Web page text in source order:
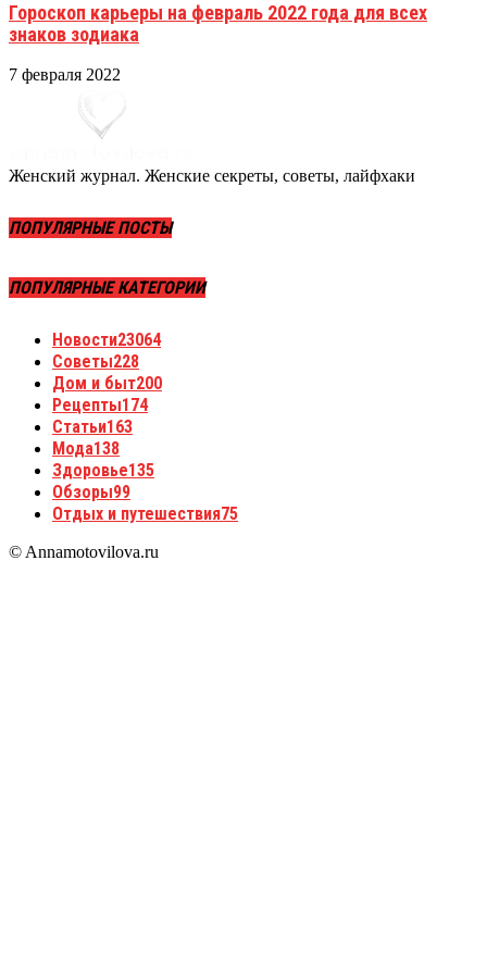
Гороскоп карьеры на февраль 2022 года для всех
знаков зодиака
7 февраля 2022
Женский журнал. Женские секреты, советы, лайфхаки
ПОПУЛЯРНЫЕ ПОСТЫ
ПОПУЛЯРНЫЕ КАТЕГОРИИ
Новости23064
Советы228
Дом и быт200
Рецепты174
Статьи163
Мода138
Здоровье135
Обзоры99
Отдых и путешествия75
© Annamotovilova.ru